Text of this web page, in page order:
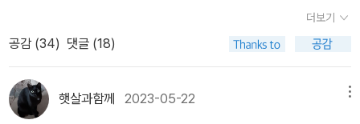
므로 내성적이고 일을 크게 벌이고 싶지 않은 성격의 소유자라면 글
을 써라. 돈도 많이 들지 않는다(그러나 돈도 잘 벌리지 않는다)고 독
강생들에게 물어보셨는데 많은 이들이 도움이 될 만한 책이나 영화를
소개해달라고 했는가 보다. 쌤은 그래서 그 첫 책으로 <그 많은 개념
뜨고 '이거 네가 쓴 거니?'라고 물었다. 수치가 증발했다. 비웃을 거라
짐작했다. 대신 그 경찰관이 감동해 나도 감동받았다. 내가 살던 삶이
내게 적합하지 않음을 누군가 생각해줬다는 사실을 알아서 좋았다.
(355쪽) 레이첼 모랜이 ‘언제나 글을 썼다’라고 말할 때, 그 문장
이 주는 느낌을 말로 표현하기 힘들다. 정신질환을 앓는 엄마와 가끔
더보기
공감 (34) 댓글 (18)
햇살과함께 2023-05-22